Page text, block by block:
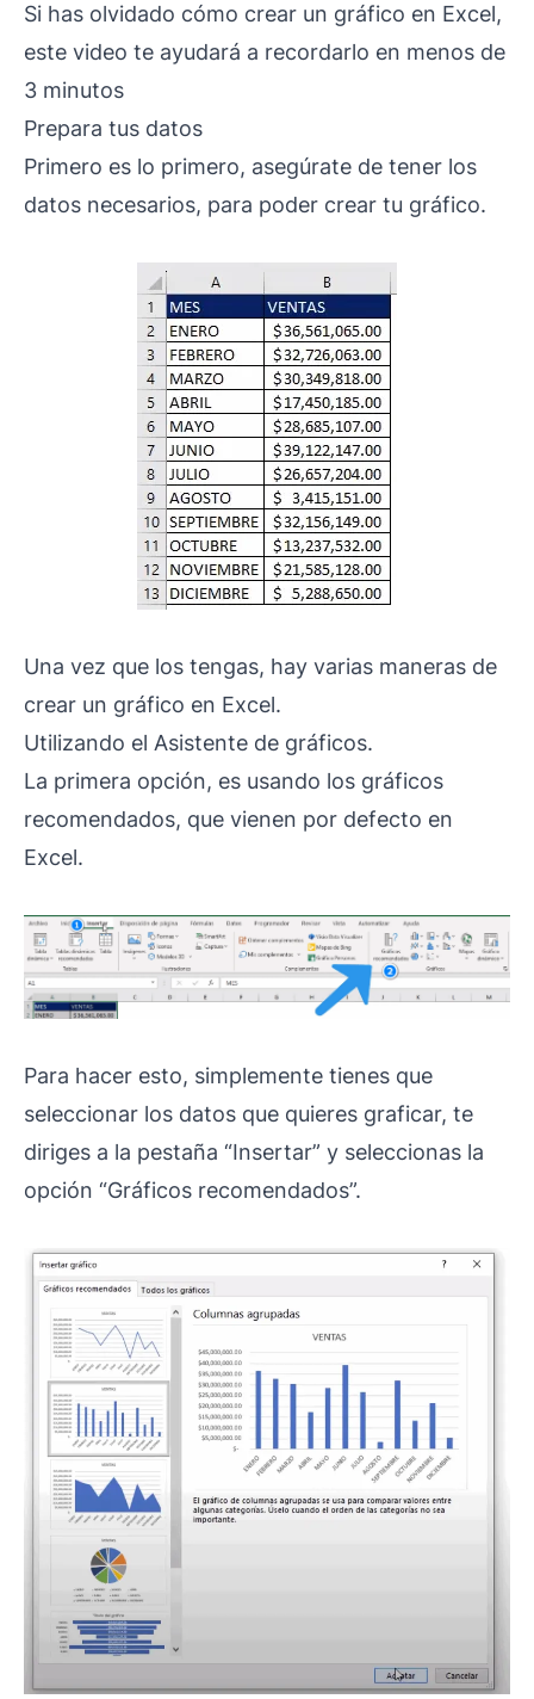
Si has olvidado cómo crear un gráfico en Excel,
este video te ayudará a recordarlo en menos de
3 minutos
Prepara tus datos
Primero es lo primero, asegúrate de tener los
datos necesarios, para poder crear tu gráfico.
Una vez que los tengas, hay varias maneras de
crear un gráfico en Excel.
Utilizando el Asistente de gráficos.
La primera opción, es usando los gráficos
recomendados, que vienen por defecto en
Excel.
Para hacer esto, simplemente tienes que
seleccionar los datos que quieres graficar, te
diriges a la pestaña “Insertar” y seleccionas la
opción “Gráficos recomendados”.